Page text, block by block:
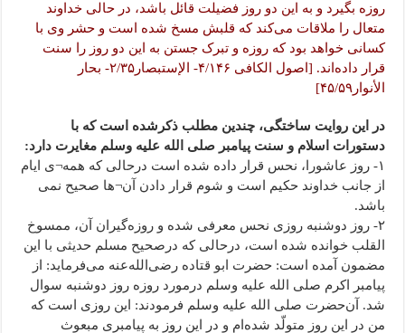
روزه بگیرد و به این دو روز فضیلت قائل باشد، در حالی خداوند
متعال را ملاقات می‌کند که قلبش مسخ شده است و حشر وی با
کسانی خواهد بود که روزه و تبرک جستن به این دو روز را سنت
قرار داده‌اند. [اصول الکافی ۴/۱۴۶- الإستبصار۲/۳۵- بحار
الأنوار۴۵/۵۹]
در این روایت ساختگی، چندین مطلب ذکرشده است که با
دستورات اسلام و سنت پیامبر صلی الله علیه وسلم مغایرت دارد:
۱- روز عاشورا، نحس قرار داده شده است درحالی که همه¬ی ایام
از جانب خداوند حکیم است و شوم قرار دادن آن¬ها صحیح نمی
باشد.
۲- روز دوشنبه روزی نحس معرفی شده و روزه‌گیران آن، ممسوخ
القلب خوانده شده است، درحالی که درصحیح مسلم حدیثی با این
مضمون آمده است: حضرت ابو قتاده رضی‌الله‌عنه می‌فرماید: از
پیامبر اکرم صلی الله علیه وسلم درمورد روزه روز دوشنبه سوال
شد. آن‌حضرت صلی الله علیه وسلم فرمودند: این روزی است که
من در این روز متولّد شده‌ام و در این روز به پیامبری مبعوث